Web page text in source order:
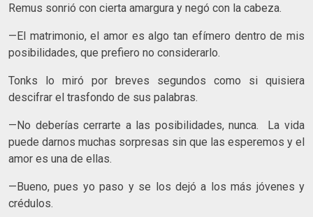
Remus sonrió con cierta amargura y negó con la cabeza.
—El matrimonio, el amor es algo tan efímero dentro de mis
posibilidades, que prefiero no considerarlo.
Tonks lo miró por breves segundos como si quisiera
descifrar el trasfondo de sus palabras.
—No deberías cerrarte a las posibilidades, nunca. La vida
puede darnos muchas sorpresas sin que las esperemos y el
amor es una de ellas.
—Bueno, pues yo paso y se los dejó a los más jóvenes y
crédulos.